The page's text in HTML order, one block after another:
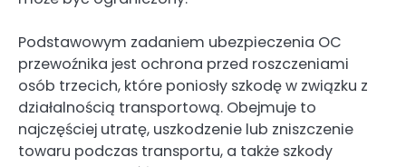
Podstawowym zadaniem ubezpieczenia OC
przewoźnika jest ochrona przed roszczeniami
osób trzecich, które poniosły szkodę w związku z
działalnością transportową. Obejmuje to
najczęściej utratę, uszkodzenie lub zniszczenie
towaru podczas transportu, a także szkody